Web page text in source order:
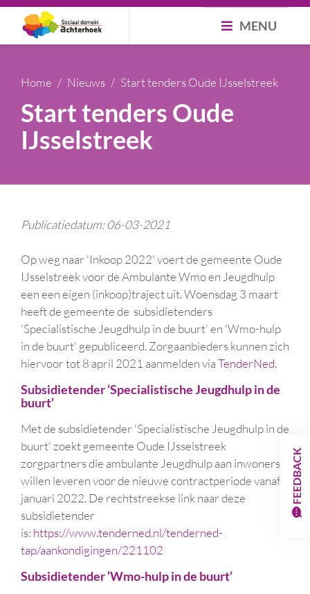
MENU
Home Nieuws Start tenders Oude IJsselstreek
Start tenders Oude
IJsselstreek
Publicatiedatum: 06-03-2021
Op weg naar 'Inkoop 2022' voert de gemeente Oude
IJsselstreek voor de Ambulante Wmo en Jeugdhulp
een een eigen (inkoop)traject uit. Woensdag 3 maart
heeft de gemeente de subsidietenders
'Specialistische Jeugdhulp in de buurt' en 'Wmo-hulp
in de buurt' gepubliceerd. Zorgaanbieders kunnen zich
hiervoor tot 8 april 2021 aanmelden viaTenderNed.
Subsidietender ‘Specialistische Jeugdhulp in de
buurt’
Met de subsidietender 'Specialistische Jeugdhulp in de
buurt' zoekt gemeente Oude IJsselstreek
zorgpartners die ambulante Jeugdhulp aan inwoners
willen leveren voor de nieuwe contractperiode vanaf 1
januari 2022. De rechtstreekse link naar deze
subsidietender
is: https://www.tenderned.nl/tenderned-
tap/aankondigingen/221102
Subsidietender ‘Wmo-hulp in de buurt’
FEEDBACK